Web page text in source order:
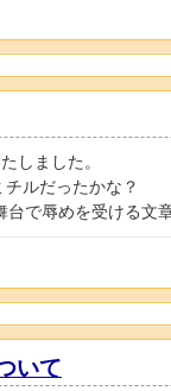
しました。
ルだったかな？
で辱めを受ける文章
いて